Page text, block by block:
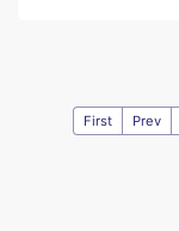
First Prev